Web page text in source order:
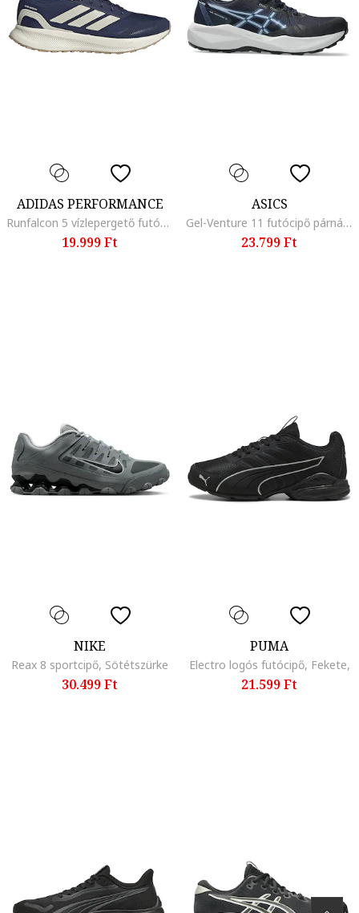
ADIDAS PERFORMANCE
Runfalcon 5 vízlepergető futócipő, Fehér/Tengerészkék
19.999 Ft
ASICS
Gel-Venture 11 futócipő párnázott belső talprésszel, Sötétkék/Koptatott fekete
23.799 Ft
NIKE
Reax 8 sportcipő, Sötétszürke
30.499 Ft
PUMA
Electro logós futócipő, Fekete,
21.599 Ft